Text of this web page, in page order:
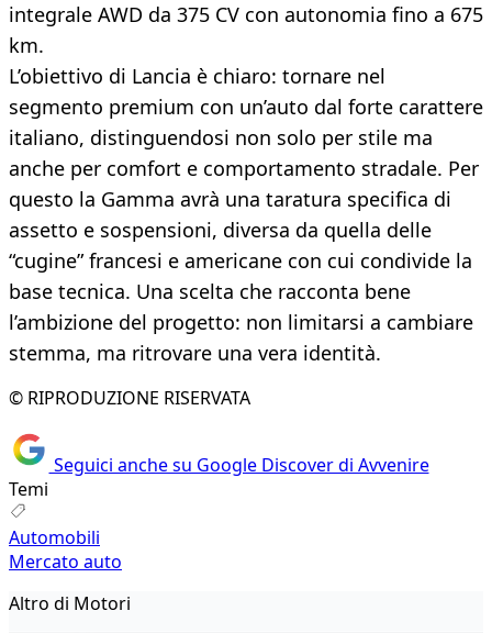
integrale AWD da 375 CV con autonomia fino a 675
km.
L’obiettivo di Lancia è chiaro: tornare nel
segmento premium con un’auto dal forte carattere
italiano, distinguendosi non solo per stile ma
anche per comfort e comportamento stradale. Per
questo la Gamma avrà una taratura specifica di
assetto e sospensioni, diversa da quella delle
“cugine” francesi e americane con cui condivide la
base tecnica. Una scelta che racconta bene
l’ambizione del progetto: non limitarsi a cambiare
stemma, ma ritrovare una vera identità.
© RIPRODUZIONE RISERVATA
Seguici anche su Google Discover di Avvenire
Temi
Automobili
Mercato auto
Altro di Motori